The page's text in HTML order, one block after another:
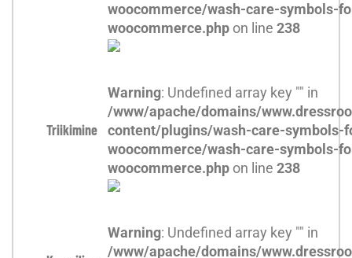
woocommerce/wash-care-symbols-
woocommerce.php on line 238
Triikimine
Warning: Undefined array key "" in
/www/apache/domains/
content/plugins/wash-care-symbols-
woocommerce/wash-care-symbols-
woocommerce.php on line 238
Warning: Undefined array key "" in
/www/apache/domains/